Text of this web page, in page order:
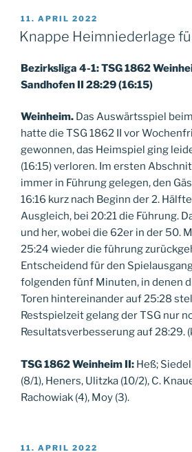
VERÖFFENTLICHT
AM
11. APRIL 2022
Knappe Heimniederlage
Bezirksliga 4-1: TSG 1862
Sandhofen II 28:29 (16:15)
Weinheim. Das Auswärtsspiel
hatte die TSG 1862 II vor
gewonnen, das Heimspiel ging
(16:15) verloren. Im ersten
immer in Führung gelegen, den
16:16 kurz nach Beginn der 2.
Ausgleich, bei 20:21 die Führung.
und her, wobei die 62er in der 50.
25:24 wieder die führung
Entscheidend für den
folgenden fünf Minuten, in denen
Toren hintereinander auf 25:28
Restspielzeit gelang der TSG nur
Resultatsverbesserung auf 28:29.
TSG 1862 Weinheim II: Heß; Siedel
(8/1), Heners, Ulitzka (10/2), C.
Rachowiak (4), Moy (3).
VERÖFFENTLICHT
11. APRIL 2022